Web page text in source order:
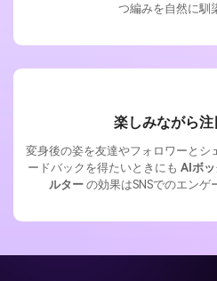
つ編みを自然に馴
楽しみながら
変身後の姿を友達やフォロワーとシ
ードバックを得たいときにも AIボ
ルター の効果はSNSでのエンゲ